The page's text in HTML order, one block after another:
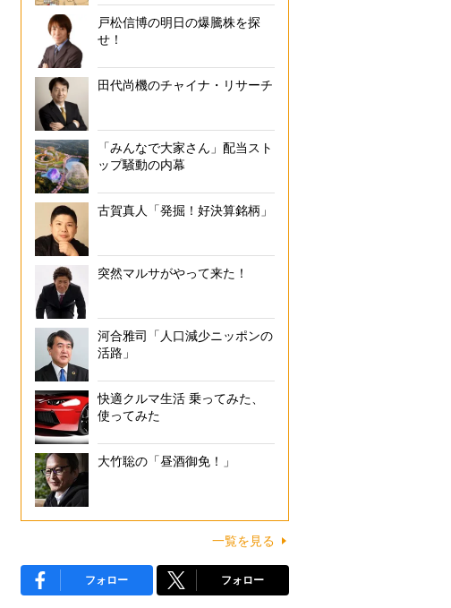
戸松信博の明日の爆騰株を探
せ！
田代尚機のチャイナ・リサーチ
「みんなで大家さん」配当スト
ップ騒動の内幕
古賀真人「発掘！好決算銘柄」
突然マルサがやって来た！
河合雅司「人口減少ニッポンの
活路」
快適クルマ生活 乗ってみた、
使ってみた
大竹聡の「昼酒御免！」
一覧を見る
フォロー フォロー